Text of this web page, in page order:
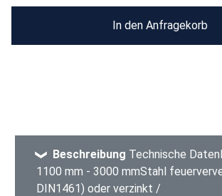
In den Anfragekorb
Beschreibung Technische
1100 mm - 3000 mmStahl
DIN1461) oder verzinkt /